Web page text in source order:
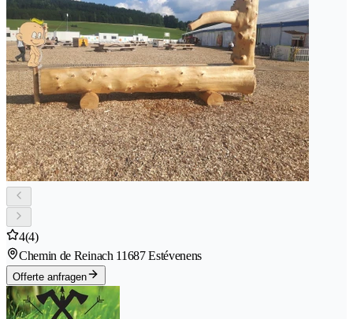
4(4)
Chemin de Reinach 11687 Estévenens
Offerte anfragen